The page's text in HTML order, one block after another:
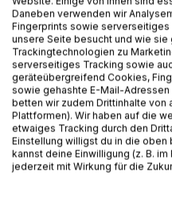
kennen wir alle. Dennoch
mitnehmen können: durch
Veränderung diese Energie
uns gestärkter und
mal genauer hinschauen.
sind wichtig und dennoch
Leben nicht auf der
Werk Inspiration und
Niederlage in deinem
dich wieder wachsen und
Viel Spaß, Freunde und
Daneben verwenden wir
Fingerprints sowie serverseitiges
unsere Seite besucht und wie
Trackingtechnologien zu
serverseitiges Tracking sowie
geräteübergreifend Cookies,
sowie gehashte E-Mail-
betten wir zudem Drittinhalte von
Plattformen). Wir haben auf die
etwaiges Tracking durch den
Einstellung willigst du in die oben
kannst deine Einwilligung (z. B.
jederzeit mit Wirkung für die